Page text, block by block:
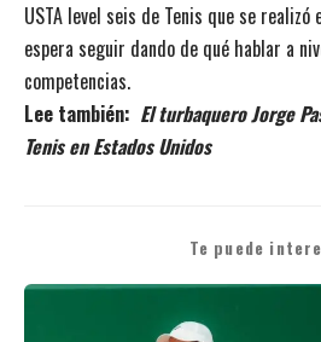
USTA level seis de Tenis que se realizó
espera seguir dando de qué hablar a
competencias.
Lee también: El turbaquero Jorge
Tenis en Estados Unidos
Te puede